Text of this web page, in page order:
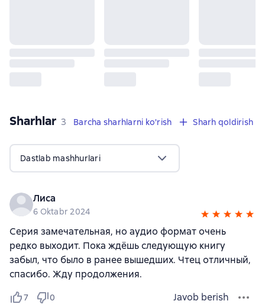
Sharhlar 3 sharhlar
3 Barcha sharhlarni ko'rish Sharh qoldirish
Dastlab mashhurlari
Лиса
6 Oktabr 2024
Серия замечательная, но аудио формат очень
редко выходит. Пока ждёшь следующую книгу
забыл, что было в ранее вышедших. Чтец отличный,
спасибо. Жду продолжения.
7 0 Javob berish